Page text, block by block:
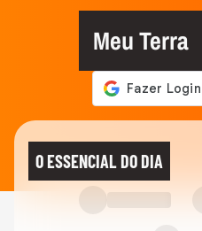
Meu Terra
O ESSENCIAL DO DIA